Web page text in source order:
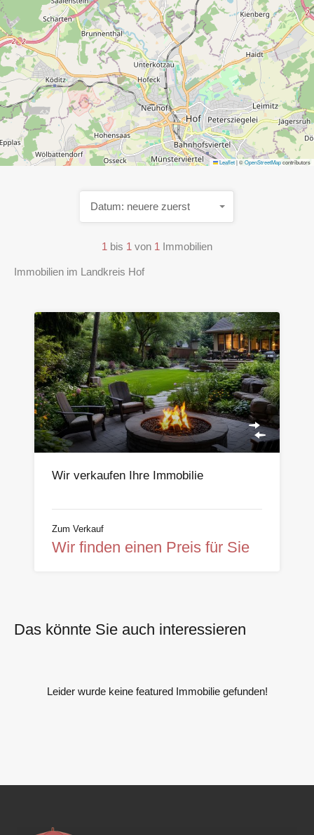
Leaflet|©OpenStreetMapcontributors
1 bis 1 von 1 Immobilien
Datum: neuere zuerst
Immobilien im Landkreis Hof
Wir verkaufen Ihre Immobilie
Zum Verkauf
Wir finden einen Preis für Sie
Das könnte Sie auch interessieren
Leider wurde keine featured Immobilie gefunden!